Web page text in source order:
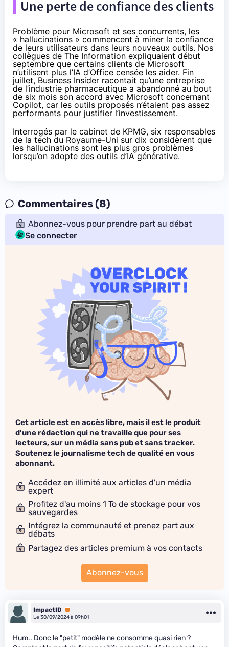
Une perte de confiance des clients
Problème pour Microsoft et ses concurrents, les
« hallucinations » commencent à miner la confiance
de leurs utilisateurs dans leurs nouveaux outils. Nos
collègues de The Information expliquaient début
septembre que certains clients de Microsoft
n’utilisent plus l’IA d’Office censée les aider. Fin
juillet, Business Insider racontait qu’une entreprise
de l’industrie pharmaceutique a abandonné au bout
de six mois son accord avec Microsoft concernant
Copilot, car les outils proposés n’étaient pas assez
performants pour justifier l’investissement.
Interrogés par le cabinet de KPMG, six responsables
de la tech du Royaume-Uni sur dix considèrent que
les hallucinations sont les plus gros problèmes
lorsqu’on adopte des outils d’IA générative.
Commentaires (8)
Abonnez-vous pour prendre part au débat
Se connecter
Cet article est en accès libre, mais il est le produit
d'une rédaction qui ne travaille que pour ses
lecteurs, sur un média sans pub et sans tracker.
Soutenez le journalisme tech de qualité en vous
abonnant.
Accédez en illimité aux articles d'un média
expert
Profitez d'au moins 1 To de stockage pour vos
sauvegardes
Intégrez la communauté et prenez part aux
débats
Partagez des articles premium à vos contacts
Abonnez-vous
ImpactID
Premium
Le 30/09/2024 à 09h01
Hum.. Donc le "petit" modèle ne consomme quasi rien ?